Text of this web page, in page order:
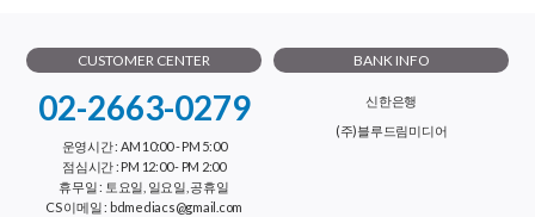
CUSTOMER CENTER
02-2663-0279
운영시간 : AM 10:00 - PM 5:00
점심시간 : PM 12:00 - PM 2:00
휴무일 : 토요일, 일요일, 공휴일
CS 이메일 : bdmediacs@gmail.com
BANK INFO
신한은행
(주)블루드림미디어